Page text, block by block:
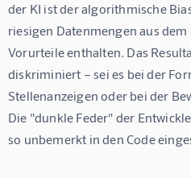
der KI ist der algorithmische
riesigen Datenmengen aus
Vorurteile enthalten. Das
diskriminiert – sei es bei der
Stellenanzeigen oder bei der
Die "dunkle Feder" der
so unbemerkt in den Code